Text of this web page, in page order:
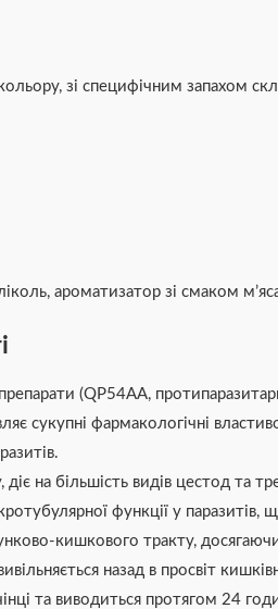
зі специфічним запахом
ароматизатор зі смаком
(QP54AA,
сукупні фармакологічні
діє на більшість видів цестод та
функції у паразитів,
кишкового тракту,
назад в просвіт
та виводиться протягом 24